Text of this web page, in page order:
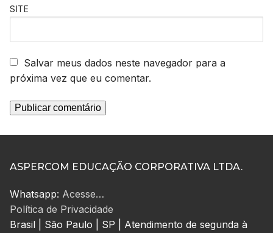
SITE
Salvar meus dados neste navegador para a
próxima vez que eu comentar.
ASPERCOM EDUCAÇÃO CORPORATIVA LTDA.
Whatsapp: Acesse…
Política de Privacidade
Brasil | São Paulo | SP | Atendimento de segunda à